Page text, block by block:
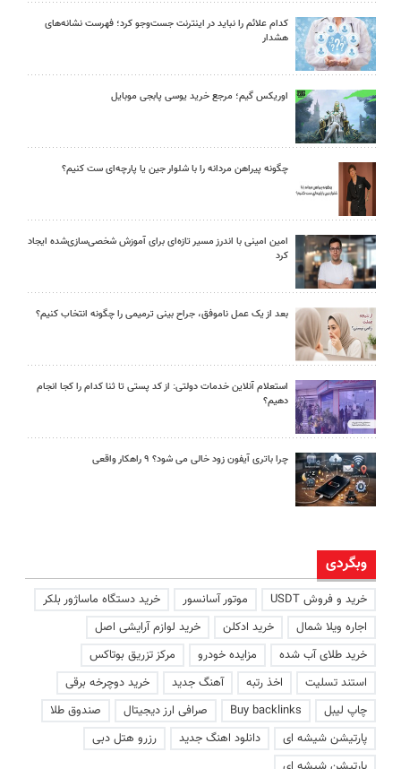
کدام علائم را نباید در اینترنت جست‌وجو کرد؛ فهرست نشانه‌های
هشدار
اوریکس گیم؛ مرجع خرید یوسی پابجی موبایل
چگونه پیراهن مردانه را با شلوار جین یا پارچه‌ای ست کنیم؟
امین امینی با اندرز مسیر تازه‌ای برای آموزش شخصی‌سازی‌شده ایجاد
کرد
بعد از یک عمل ناموفق، جراح بینی ترمیمی را چگونه انتخاب کنیم؟
استعلام آنلاین خدمات دولتی: از کد پستی تا ثنا کدام را کجا انجام
دهیم؟
چرا باتری آیفون زود خالی می شود؟ ۹ راهکار واقعی
وبگردی
خرید و فروش USDT موتور آسانسور
خرید دستگاه ماساژور بلکر
اجاره ویلا شمال
خرید ادکلن
خرید لوازم آرایشی اصل
خرید طلای آب شده
مزایده خودرو
مرکز تزریق بوتاکس
استند تسلیت
اخذ رتبه آهنگ جدید
خرید دوچرخه برقی
چاپ لیبل
Buy backlinks صرافی ارز دیجیتال
صندوق طلا
پارتیشن شیشه ای
دانلود اهنگ جدید
رزرو هتل دبی